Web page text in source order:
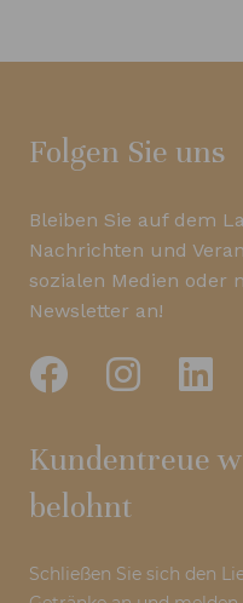
Folgen Sie uns
Bleiben Sie auf dem
Nachrichten und
sozialen Medien oder
Newsletter an!
Kundentreue
belohnt
Schließen Sie sich den